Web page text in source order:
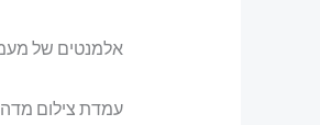
אלמנטים של
עמדת צילום